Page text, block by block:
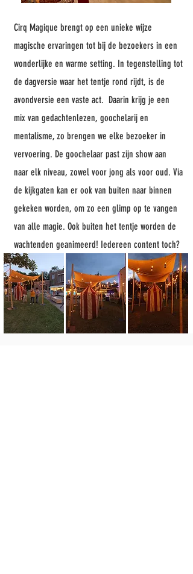
Cirq Magique brengt op een unieke wijze
magische ervaringen tot bij de bezoekers in een
wonderlijke en warme setting. In tegenstelling tot
de dagversie waar het tentje rond rijdt, is de
avondversie een vaste act. Daarin krijg je een
mix van gedachtenlezen, goochelarij en
mentalisme, zo brengen we elke bezoeker in
vervoering. De goochelaar past zijn show aan
naar elk niveau, zowel voor jong als voor oud. Via
de kijkgaten kan er ook van buiten naar binnen
gekeken worden, om zo een glimp op te vangen
van alle magie. Ook buiten het tentje worden de
wachtenden geanimeerd! Iedereen content toch?